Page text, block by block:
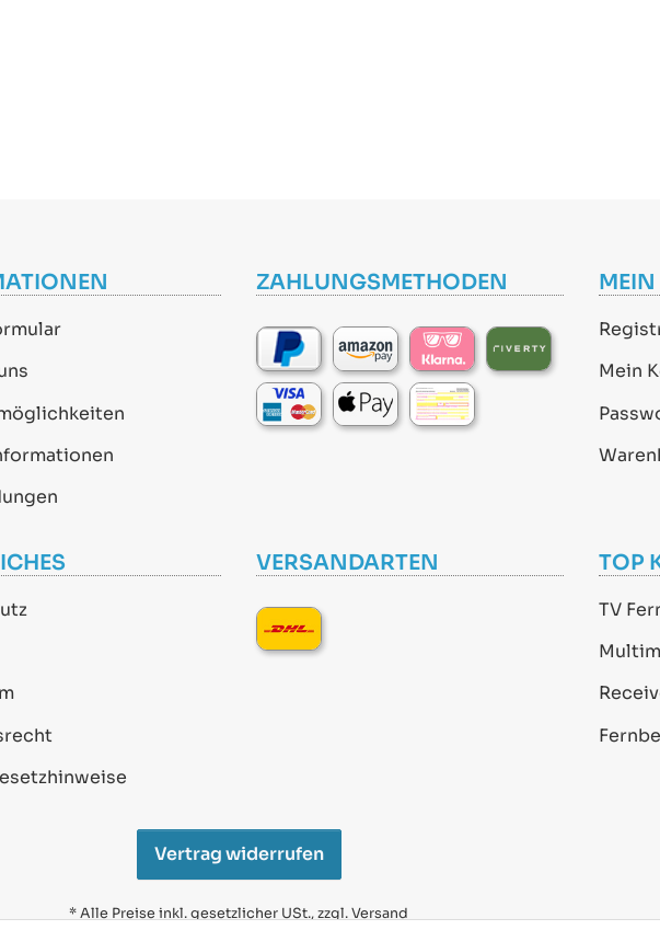
ZAHLUNGSMETHODEN
Mein
VERSANDARTEN TOP
TV
Vertrag widerrufen
* Alle Preise inkl. gesetzlicher USt., zzgl.Versand